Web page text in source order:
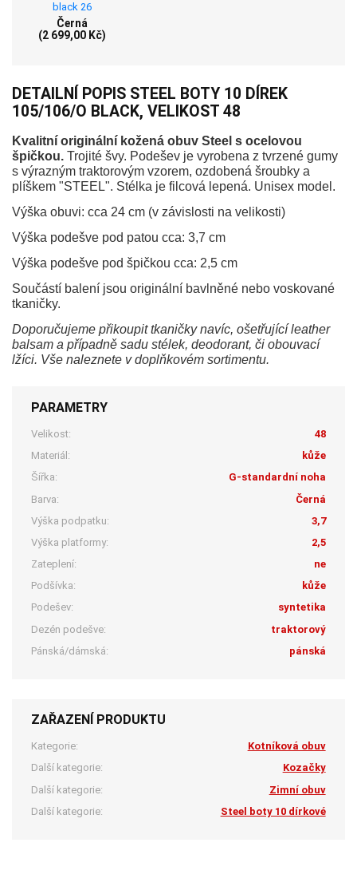
Černá
(2 699,00 Kč)
DETAILNÍ POPIS STEEL BOTY 10 DÍREK
105/106/O BLACK, VELIKOST 48
Kvalitní originální kožená obuv Steel s ocelovou
špičkou. Trojité švy. Podešev je vyrobena z tvrzené gumy
s výrazným traktorovým vzorem, ozdobená šroubky a
plíškem "STEEL". Stélka je filcová lepená. Unisex model.
Výška obuvi: cca 24 cm (v závislosti na velikosti)
Výška podešve pod patou cca: 3,7 cm
Výška podešve pod špičkou cca: 2,5 cm
Součástí balení jsou originální bavlněné nebo voskované
tkaničky.
Doporučujeme přikoupit tkaničky navíc, ošetřující leather
balsam a případně sadu stélek, deodorant, či obouvací
lžíci. Vše naleznete v doplňkovém sortimentu.
PARAMETRY
Velikost:
48
Materiál:
kůže
Šířka:
G-standardní noha
Barva:
Černá
Výška podpatku:
3,7
Výška platformy:
2,5
Zateplení:
ne
Podšívka:
kůže
Podešev:
syntetika
Dezén podešve:
traktorový
Pánská/dámská:
pánská
ZAŘAZENÍ PRODUKTU
Kategorie:
Kotníková obuv
Další kategorie:
Kozačky
Další kategorie:
Zimní obuv
Další kategorie:
Steel boty 10 dírkové